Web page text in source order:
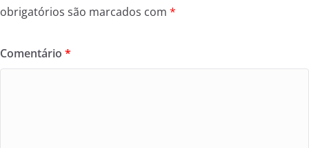
obrigatórios são marcados com *
Comentário *